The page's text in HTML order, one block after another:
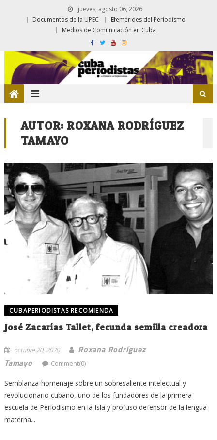
jueves, agosto 06, 2026
Documentos de la UPEC
Efemérides del Periodismo
Medios de Comunicación en Cuba
AUTOR:ROXANA RODRÍGUEZ
TAMAYO
CUBAPERIODISTAS RECOMIENDA
José Zacarías Tallet, fecunda semilla creadora
octubre 20, 2020
Roxana Rodríguez
Tamayo
Comment(0)
Semblanza-homenaje sobre un sobresaliente intelectual y
revolucionario cubano, uno de los fundadores de la primera
escuela de Periodismo en la Isla y profuso defensor de la lengua
materna...